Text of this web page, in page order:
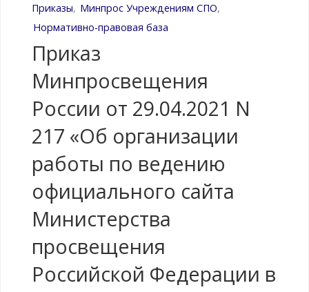
Приказы, Минпрос Учреждениям СПО,
Нормативно-правовая база
Приказ
Минпросвещения
России от 29.04.2021 N
217 «Об организации
работы по ведению
официального сайта
Министерства
просвещения
Российской Федерации в